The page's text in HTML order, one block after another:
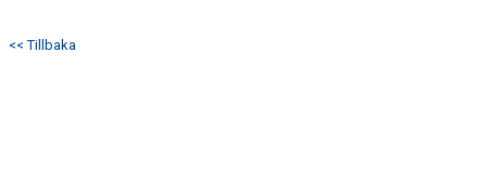
<< Tillbaka